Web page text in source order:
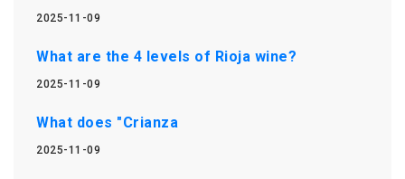
2025-11-09
What are the 4 levels of Rioja wine?
2025-11-09
What does "Crianza
2025-11-09